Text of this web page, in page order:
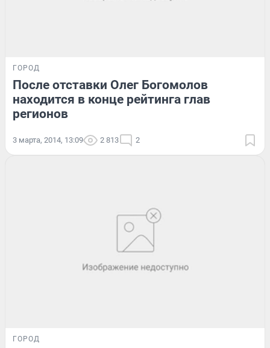
ГОРОД
После отставки Олег Богомолов
находится в конце рейтинга глав
регионов
3 марта, 2014, 13:09 2 813 2
ГОРОД